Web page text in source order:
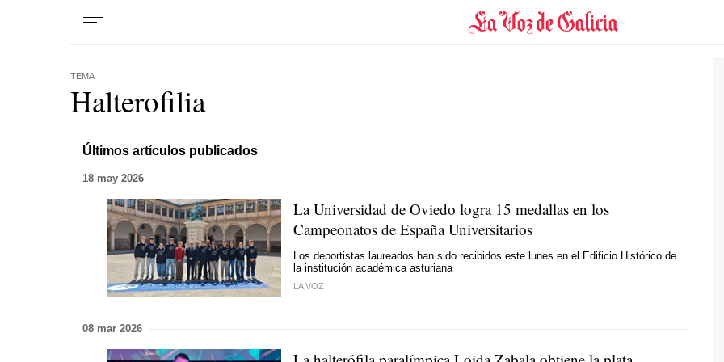
TEMA
Halterofilia
Últimos artículos publicados
18 may 2026
La Universidad de Oviedo logra 15 medallas en los
Campeonatos de España Universitarios
Los deportistas laureados han sido recibidos este lunes en el Edificio Histórico de
la institución académica asturiana
LA VOZ
08 mar 2026